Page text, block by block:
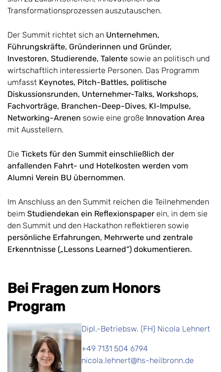
Transformationsprozessen auszutauschen.
Der Summit richtet sich an Unternehmen,
Führungskräfte, Gründerinnen und Gründer,
Investoren, Studierende, Talente sowie an politisch und
wirtschaftlich interessierte Personen. Das Programm
umfasst Keynotes, Pitch-Battles, politische
Diskussionsrunden, Unternehmer-Talks, Workshops,
Fachvorträge, Branchen-Deep-Dives, KI-Impulse,
Networking-Arenen sowie eine große Innovation Area
mit Ausstellern.
Die Tickets für den Summit einschließlich der
anfallenden Fahrt- und Hotelkosten werden vom
Alumni Verein BU übernommen.
Im Anschluss an den Summit reichen die Teilnehmenden
beim Studiendekan ein Reflexionspaper ein, in dem sie
den Summit und den Hackathon reflektieren sowie
persönliche Erfahrungen, Mehrwerte und zentrale
Erkenntnisse („Lessons Learned“) dokumentieren.
Bei Fragen zum Honors
Program
Dipl.-Betriebsw. (FH) Nicola Lehnert
+49 7131 504 6794
nicola.lehnert@hs-heilbronn.de